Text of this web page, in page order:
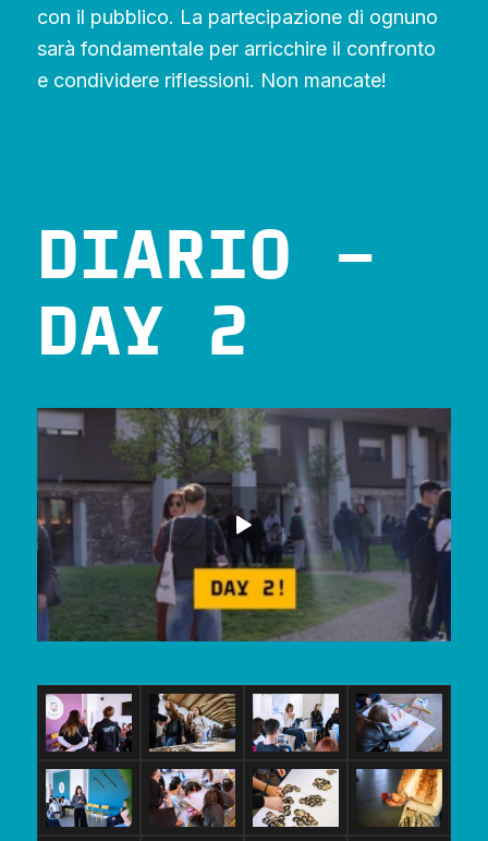
con il pubblico. La partecipazione di ognuno
sarà fondamentale per arricchire il confronto
e condividere riflessioni. Non mancate!
DIARIO –
DAY 2